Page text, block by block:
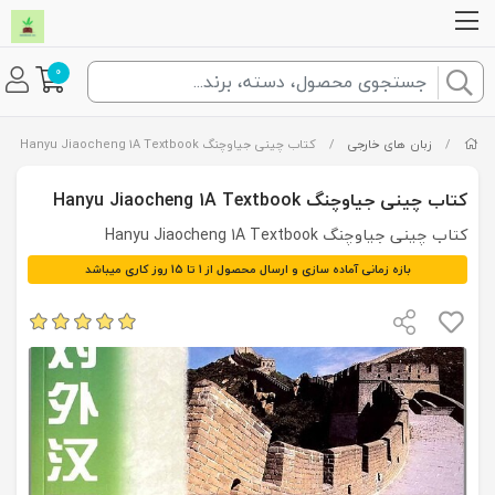
0
/ زبان های خارجی / کتاب چینی جیاوچنگ Hanyu Jiaocheng 1A Textbook
کتاب چینی جیاوچنگ Hanyu Jiaocheng 1A Textbook
کتاب چینی جیاوچنگ Hanyu Jiaocheng 1A Textbook
بازه زمانی آماده سازی و ارسال محصول از 1 تا 15 روز کاری میباشد